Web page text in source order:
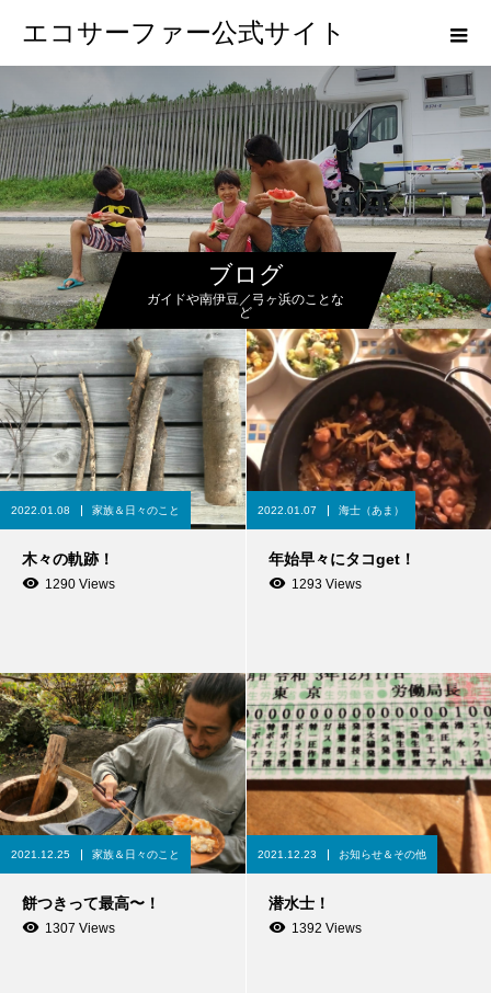
エコサーファー公式サイト
ブログ
ガイドや南伊豆／弓ヶ浜のことな
ど
2022.01.08 家族＆日々のこと
木々の軌跡！
1290 Views
2022.01.07 海士（あま）
年始早々にタコget！
1293 Views
2021.12.25 家族＆日々のこと
餅つきって最高〜！
1307 Views
2021.12.23 お知らせ＆その他
潜水士！
1392 Views